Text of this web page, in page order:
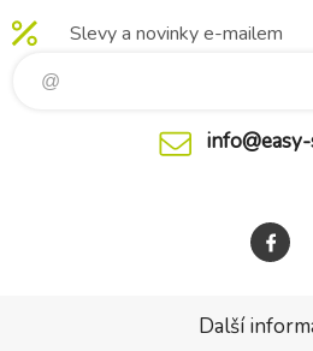
Slevy a novinky e-mailem
Další